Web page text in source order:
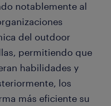
notablemente al
del outdoor
permitiendo que
habilidades y
los
más eficiente su